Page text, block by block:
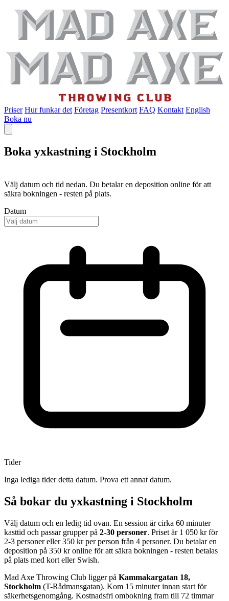
Priser Hur funkar det Företag Presentkort FAQ Kontakt English
Boka nu
Boka yxkastning i Stockholm
Välj datum och tid nedan. Du betalar en deposition online för att
säkra bokningen - resten på plats.
Datum
Tider
Inga lediga tider detta datum. Prova ett annat datum.
Så bokar du yxkastning i Stockholm
Välj datum och en ledig tid ovan. En session är cirka 60 minuter
kasttid och passar grupper på 2-30 personer. Priset är 1 050 kr för
2-3 personer eller 350 kr per person från 4 personer. Du betalar en
deposition på 350 kr online för att säkra bokningen - resten betalas
på plats med kort eller Swish.
Mad Axe Throwing Club ligger på Kammakargatan 18,
Stockholm (T-Rådmansgatan). Kom 15 minuter innan start för
säkerhetsgenomgång. Kostnadsfri ombokning fram till 72 timmar